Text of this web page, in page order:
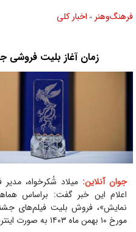
فرهنگ‌و‌هنر » اخبار كلی
زمان آغاز بلیت فروشی
جوان آنلاین: میلاد شُکرخواه،
اعلام این خبر گفت: براساس
مورخ ۱۰ بهمن ماه ۱۴۰۳ به صورت اینترنتی آغاز می‌شود.